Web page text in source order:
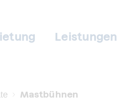
Leistungen
Mastbühnen